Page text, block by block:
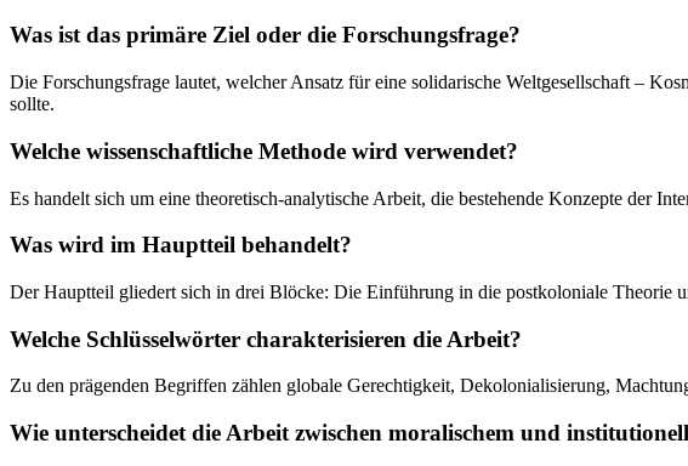
Was ist das primäre Ziel oder die Forschungsfrage?
Die Forschungsfrage lautet, welcher Ansatz für eine solidarische Weltgesellschaft –
sollte.
Welche wissenschaftliche Methode wird verwendet?
Es handelt sich um eine theoretisch-analytische Arbeit, die bestehende Konzepte der
Was wird im Hauptteil behandelt?
Der Hauptteil gliedert sich in drei Blöcke: Die Einführung in die postkoloniale Theorie
Welche Schlüsselwörter charakterisieren die Arbeit?
Zu den prägenden Begriffen zählen globale Gerechtigkeit, Dekolonialisierung,
Wie unterscheidet die Arbeit zwischen moralischem und